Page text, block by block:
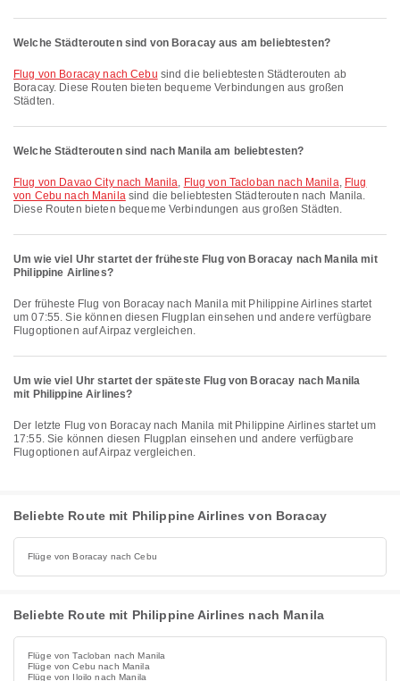
Welche Städterouten sind von Boracay aus am beliebtesten?
Flug von Boracay nach Cebu sind die beliebtesten Städterouten ab
Boracay. Diese Routen bieten bequeme Verbindungen aus großen
Städten.
Welche Städterouten sind nach Manila am beliebtesten?
Flug von Davao City nach Manila, Flug von Tacloban nach Manila, Flug
von Cebu nach Manilasind die beliebtesten Städterouten nach Manila.
Diese Routen bieten bequeme Verbindungen aus großen Städten.
Um wie viel Uhr startet der früheste Flug von Boracay nach Manila mit
Philippine Airlines?
Der früheste Flug von Boracay nach Manila mit Philippine Airlines startet
um 07:55. Sie können diesen Flugplan einsehen und andere verfügbare
Flugoptionen auf Airpaz vergleichen.
Um wie viel Uhr startet der späteste Flug von Boracay nach Manila
mit Philippine Airlines?
Der letzte Flug von Boracay nach Manila mit Philippine Airlines startet um
17:55. Sie können diesen Flugplan einsehen und andere verfügbare
Flugoptionen auf Airpaz vergleichen.
Beliebte Route mit Philippine Airlines von Boracay
Flüge von Boracay nach Cebu
Beliebte Route mit Philippine Airlines nach Manila
Flüge von Tacloban nach Manila
Flüge von Cebu nach Manila
Flüge von Iloilo nach Manila